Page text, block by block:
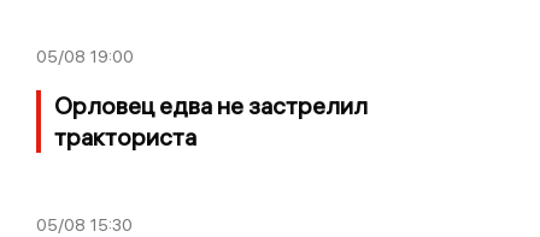
05/08 19:00
Орловец едва не застрелил
тракториста
05/08 15:30